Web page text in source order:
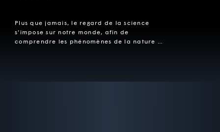
Plus que jamais, le regard de la science
s’impose sur notre monde, afin de
comprendre les phénomènes de la nature et